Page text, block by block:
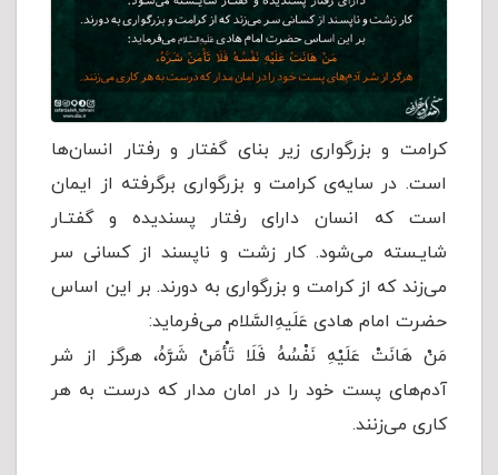
کرامت و بزرگواری زیر بنای گفتار و رفتار انسان‌ها
است. در سایه‌ی کرامت و بزرگواری برگرفته از ایمان
است که انسان دارای رفتار پسندیده و گفتـار
شایـسته می‌شود. کار زشت و ناپسند از کسانی سر
می‌زند که از کرامت و بزرگواری به دورند. بر این اساس
حضرت امام هادی عَلَیهِ‌السَّلام می‌فرماید:
مَنْ هَانَتْ عَلَيْهِ نَفْسُهُ فَلَا تَأْمَنْ شَرَّهُ، هرگز از شر
آدم‌های پست خود را در امان مدار که درست به هر
کاری می‌زنند.